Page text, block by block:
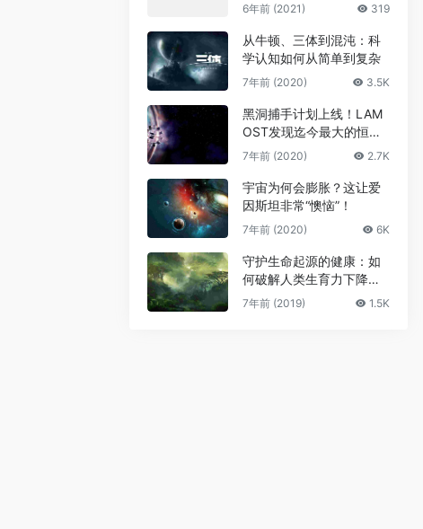
6年前 (2021) 319
从牛顿、三体到混沌：科
学认知如何从简单到复杂
7年前 (2020) 3.5K
黑洞捕手计划上线！LAM
OST发现迄今最大的恒星
级黑洞
7年前 (2020) 2.7K
宇宙为何会膨胀？这让爱
因斯坦非常“懊恼”！
7年前 (2020) 6K
守护生命起源的健康：如
何破解人类生育力下降难
题
7年前 (2019) 1.5K